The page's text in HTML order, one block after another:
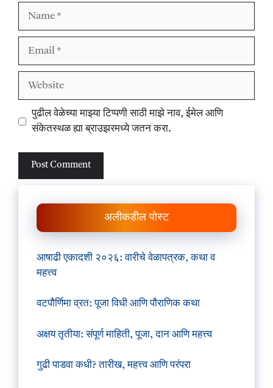
पुढील वेळेच्या माझ्या टिप्पणी साठी माझे नाव, ईमेल आणि
संकेतस्थळ ह्या ब्राउझरमध्ये जतन करा.
अलीकडील पोस्ट
आषाढी एकादशी २०२६: वारीचे वेळापत्रक, कथा व
महत्त्व
वटपौर्णिमा व्रत: पूजा विधी आणि पौराणिक कथा
अक्षय तृतीया: संपूर्ण माहिती, पूजा, दान आणि महत्त्व
गुढी पाडवा कधी? तारीख, महत्त्व आणि परंपरा